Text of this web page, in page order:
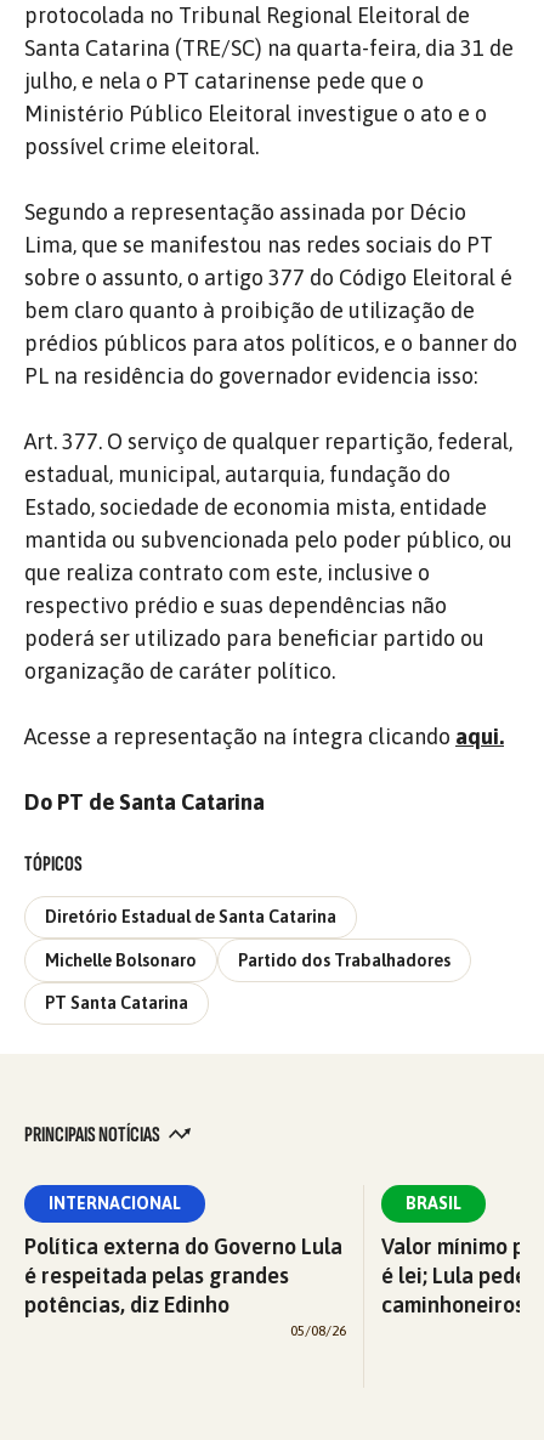
protocolada no Tribunal Regional Eleitoral de
Santa Catarina (TRE/SC) na quarta-feira, dia 31 de
julho, e nela o PT catarinense pede que o
Ministério Público Eleitoral investigue o ato e o
possível crime eleitoral.
Segundo a representação assinada por Décio
Lima, que se manifestou nas redes sociais do PT
sobre o assunto, o artigo 377 do Código Eleitoral é
bem claro quanto à proibição de utilização de
prédios públicos para atos políticos, e o banner do
PL na residência do governador evidencia isso:
Art. 377. O serviço de qualquer repartição, federal,
estadual, municipal, autarquia, fundação do
Estado, sociedade de economia mista, entidade
mantida ou subvencionada pelo poder público, ou
que realiza contrato com este, inclusive o
respectivo prédio e suas dependências não
poderá ser utilizado para beneficiar partido ou
organização de caráter político.
Acesse a representação na íntegra clicando aqui.
Do PT de Santa Catarina
TÓPICOS
Diretório Estadual de Santa Catarina
Michelle Bolsonaro Partido dos Trabalhadores
PT Santa Catarina
PRINCIPAIS NOTÍCIAS
INTERNACIONAL
Política externa do Governo Lula
é respeitada pelas grandes
potências, diz Edinho
05/08/26
BRASIL
Valor mínimo
é lei; Lula pede
caminhoneiros